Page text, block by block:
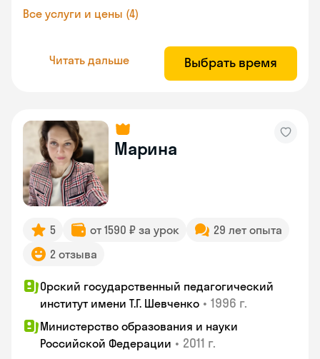
Все услуги и цены (4)
Читать дальше Выбрать время
Марина
5 от 1590 ₽ за урок
29 лет опыта
2 отзыва
Орский государственный педагогический
институт имени Т.Г. Шевченко • 1996 г.
Министерство образования и науки
Российской Федерации • 2011 г.